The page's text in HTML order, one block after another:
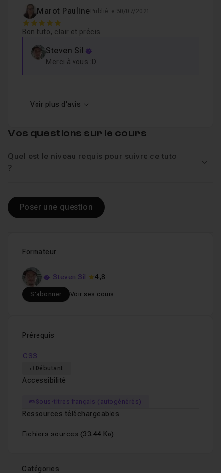
Marot Pauline Publié le 30/07/2021
5
Bon tuto, clair et précis
Steven Sil
Merci à vous :D
Voir plus d'avis
Formateur
Steven Sil 4,8
S'abonner Voir ses cours
Prérequis
CSS
Débutant
Accessibilité
Sous-titres français (autogénérés)
Ressources téléchargeables
Fichiers sources (33.44 Ko)
Catégories
Vos questions sur le cours
Quel est le niveau requis pour suivre ce tuto
?
Poser une question